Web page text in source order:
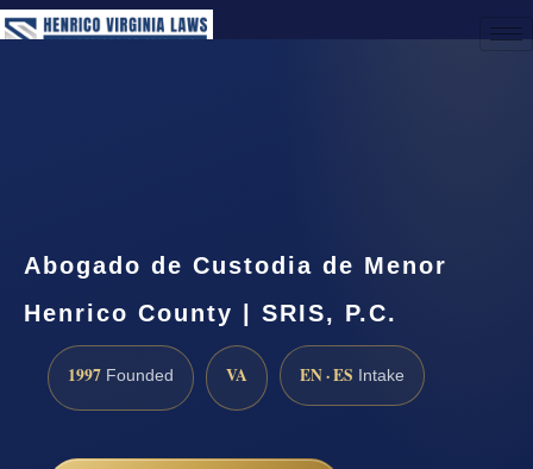
Abogado de Custodia de Menor
Henrico County | SRIS, P.C.
1997 Founded VA EN · ES Intake